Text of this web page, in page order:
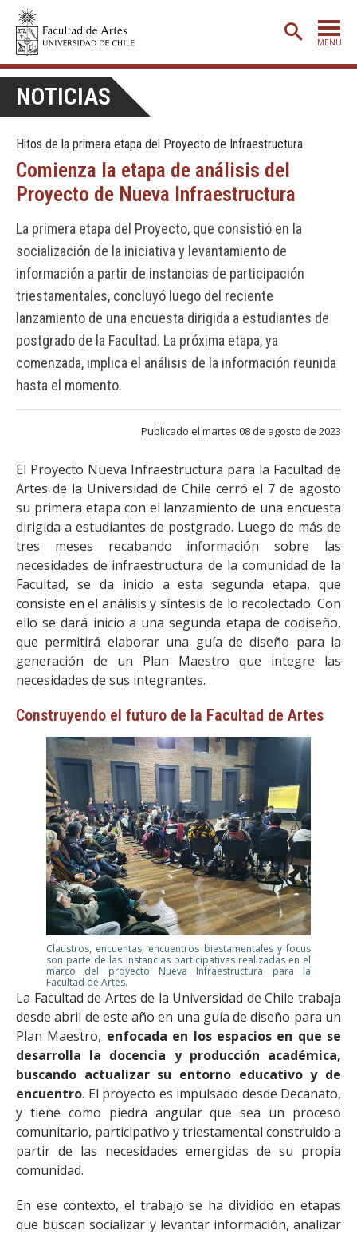
MENÚ
ADMISIÓN
ETAPA BÁSICA
CARRERAS
EXTENSIÓN
CREACIÓNE INVESTIGACIÓN
BIBLIOTECA
DEPARTAMENTOS
FACULTAD
Egresadas/os
NOTICIAS
Hitos de la primera etapa del Proyecto de Infraestructura
Comienza la etapa de análisis del
Proyecto de Nueva Infraestructura
La primera etapa del Proyecto, que consistió en la
socialización de la iniciativa y levantamiento de
información a partir de instancias de participación
triestamentales, concluyó luego del reciente
lanzamiento de una encuesta dirigida a estudiantes de
postgrado de la Facultad. La próxima etapa, ya
comenzada, implica el análisis de la información reunida
hasta el momento.
Publicado el martes 08 de agosto de 2023
El Proyecto Nueva Infraestructura para la Facultad de
Artes de la Universidad de Chile cerró el 7 de agosto
su primera etapa con el lanzamiento de una encuesta
dirigida a estudiantes de postgrado. Luego de más de
tres meses recabando información sobre las
necesidades de infraestructura de la comunidad de la
Facultad, se da inicio a esta segunda etapa, que
consiste en el análisis y síntesis de lo recolectado. Con
ello se dará inicio a una segunda etapa de codiseño,
que permitirá elaborar una guía de diseño para la
generación de un Plan Maestro que integre las
necesidades de sus integrantes.
Construyendo el futuro de la Facultad de Artes
Claustros, encuentas, encuentros biestamentales y focus
son parte de las instancias participativas realizadas en el
marco del proyecto Nueva Infraestructura para la
Facultad de Artes.
La Facultad de Artes de la Universidad de Chile trabaja
desde abril de este año en una guía de diseño para un
Plan Maestro, enfocada en los espacios en que se
desarrolla la docencia y producción académica,
buscando actualizar su entorno educativo y de
encuentro. El proyecto es impulsado desde Decanato,
y tiene como piedra angular que sea un proceso
comunitario, participativo y triestamental construido a
partir de las necesidades emergidas de su propia
comunidad.
En ese contexto, el trabajo se ha dividido en etapas
que buscan socializar y levantar información, analizar